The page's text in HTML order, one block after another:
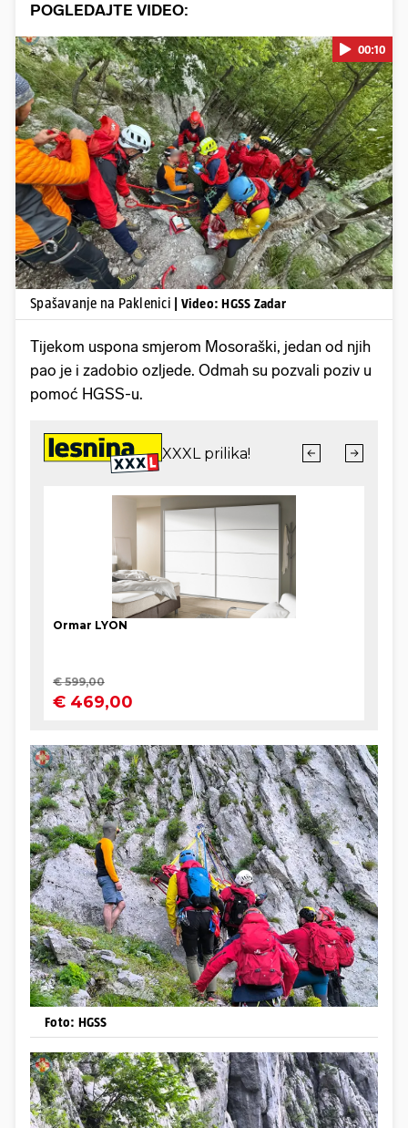
POGLEDAJTE VIDEO:
Pokretanje videa...
00:10
Spašavanje na Paklenici | Video: HGSS Zadar
Tijekom uspona smjerom Mosoraški, jedan od njih
pao je i zadobio ozljede. Odmah su pozvali poziv u
pomoć HGSS-u.
Foto: HGSS